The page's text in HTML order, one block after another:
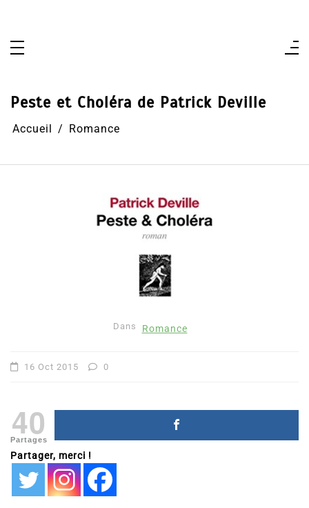
Peste et Choléra de Patrick Deville
Accueil Romance
Dans Romance
16 Oct 2015 0
40
Partages
Partager, merci !